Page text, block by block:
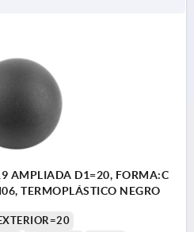
AMPLIADA D1=20, FORMA:C
TERMOPLÁSTICO NEGRO